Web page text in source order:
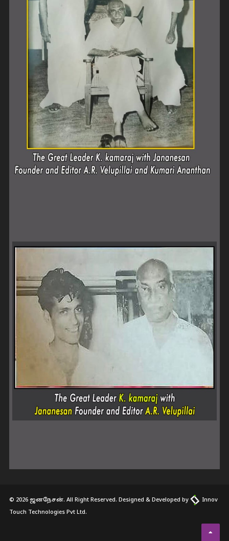
© 2026 ஜனநேசன். All Right Reserved. Designed & Developed by
Innov
Touch Technologies Pvt Ltd.